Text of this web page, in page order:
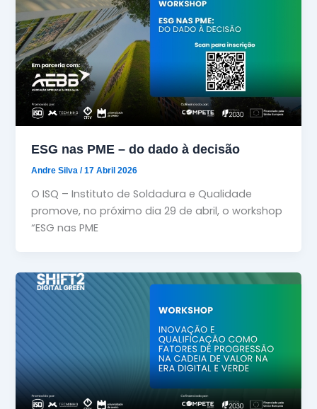
ESG nas PME – do dado à decisão
Andre Silva/17 Abril 2026
O ISQ – Instituto de Soldadura e Qualidade
promove, no próximo dia 29 de abril, o workshop
“ESG nas PME